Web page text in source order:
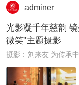
adminer
光影凝千年慈韵
微笑”主题摄影